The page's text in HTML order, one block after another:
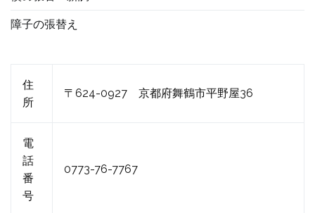
障子の張替え
住
所
〒624-0927 京都府舞鶴市平野屋36
電
話
番
号
0773-76-7767